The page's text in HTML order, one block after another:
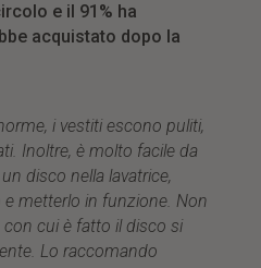
e il 91% ha
acquistato dopo la
i vestiti escono puliti,
Inoltre, è molto facile da
disco nella lavatrice,
metterlo in funzione. Non
cui è fatto il disco si
Lo raccomando